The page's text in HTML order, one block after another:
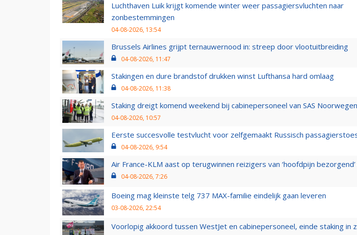
Luchthaven Luik krijgt komende winter weer passagiersvluchten naar
zonbestemmingen
04-08-2026, 13:54
Brussels Airlines grijpt ternauwernood in: streep door vlootuitbreiding
04-08-2026, 11:47
Stakingen en dure brandstof drukken winst Lufthansa hard omlaag
04-08-2026, 11:38
Staking dreigt komend weekend bij cabinepersoneel van SAS Noorwegen
04-08-2026, 10:57
Eerste succesvolle testvlucht voor zelfgemaakt Russisch
04-08-2026, 9:54
Air France-KLM aast op terugwinnen reizigers van ‘hoofdpijn
04-08-2026, 7:26
Boeing mag kleinste telg 737 MAX-familie eindelijk gaan leveren
03-08-2026, 22:54
Voorlopig akkoord tussen WestJet en cabinepersoneel, einde staking in